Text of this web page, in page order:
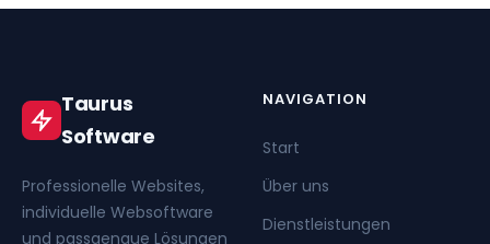
Taurus
Software
Professionelle Websites,
individuelle Websoftware
und passgenaue Lösungen
NAVIGATION
Start
Über uns
Dienstleistungen